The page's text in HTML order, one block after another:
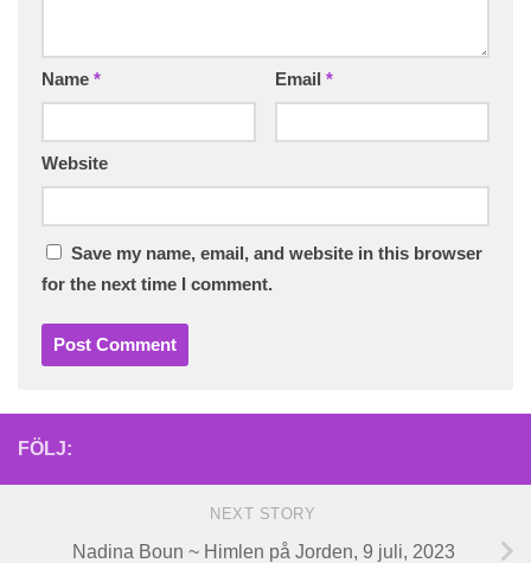
Name * Email *
Website
Save my name, email, and website in this browser
for the next time I comment.
FÖLJ:
NEXT STORY
Nadina Boun ~ Himlen på Jorden, 9 juli, 2023